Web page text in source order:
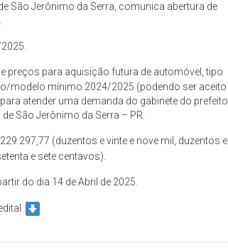
São Jerônimo da Serra, comunica abertura de
preços para aquisição futura de automóvel, tipo
modelo mínimo 2024/2025 (podendo ser aceito
atender uma demanda do gabinete do prefeito
São Jerônimo da Serra – PR.
(duzentos e vinte e nove mil, duzentos e
e sete centavos).
do dia 14 de Abril de 2025.